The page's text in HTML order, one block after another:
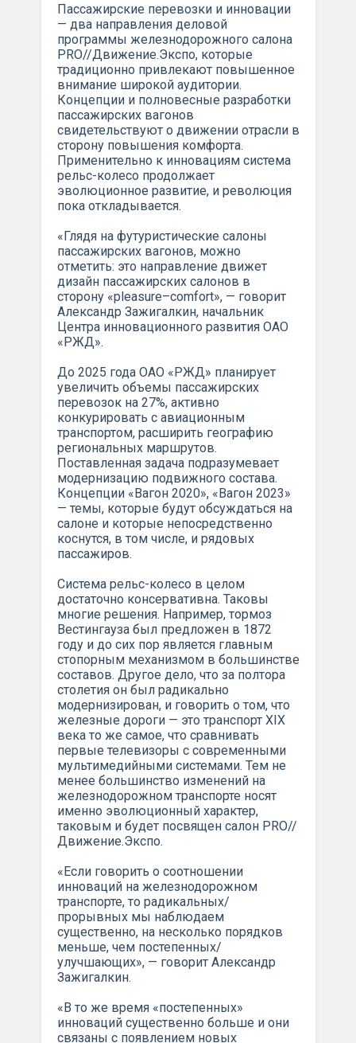
Пассажирские перевозки и инновации
— два направления деловой
программы железнодорожного салона
PRO//Движение.Экспо, которые
традиционно привлекают повышенное
внимание широкой аудитории.
Концепции и полновесные разработки
пассажирских вагонов
свидетельствуют о движении отрасли в
сторону повышения комфорта.
Применительно к инновациям система
рельс-колесо продолжает
эволюционное развитие, и революция
пока откладывается.
«Глядя на футуристические салоны
пассажирских вагонов, можно
отметить: это направление движет
дизайн пассажирских салонов в
сторону «pleasure–comfort», — говорит
Александр Зажигалкин, начальник
Центра инновационного развития ОАО
«РЖД».
До 2025 года ОАО «РЖД» планирует
увеличить объемы пассажирских
перевозок на 27%, активно
конкурировать с авиационным
транспортом, расширить географию
региональных маршрутов.
Поставленная задача подразумевает
модернизацию подвижного состава.
Концепции «Вагон 2020», «Вагон 2023»
— темы, которые будут обсуждаться на
салоне и которые непосредственно
коснутся, в том числе, и рядовых
пассажиров.
Система рельс-колесо в целом
достаточно консервативна. Таковы
многие решения. Например, тормоз
Вестингауза был предложен в 1872
году и до сих пор является главным
стопорным механизмом в большинстве
составов. Другое дело, что за полтора
столетия он был радикально
модернизирован, и говорить о том, что
железные дороги — это транспорт XIX
века то же самое, что сравнивать
первые телевизоры с современными
мультимедийными системами. Тем не
менее большинство изменений на
железнодорожном транспорте носят
именно эволюционный характер,
таковым и будет посвящен салон PRO//
Движение.Экспо.
«Если говорить о соотношении
инноваций на железнодорожном
транспорте, то радикальных/
прорывных мы наблюдаем
существенно, на несколько порядков
меньше, чем постепенных/
улучшающих», — говорит Александр
Зажигалкин.
«В то же время «постепенных»
инноваций существенно больше и они
связаны с появлением новых